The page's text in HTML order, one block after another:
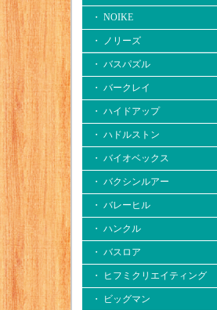
・ NOIKE
・ ノリーズ
・ バスパズル
・ バークレイ
・ ハイドアップ
・ ハドルストン
・ バイオベックス
・ バクシンルアー
・ バレーヒル
・ ハンクル
・ バスロア
・ ヒフミクリエイティング
・ ビッグマン